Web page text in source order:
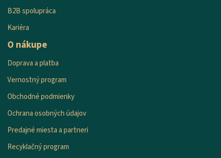
B2B spolupráca
Kariéra
O nákupe
Doprava a platba
Vernostný program
Obchodné podmienky
Ochrana osobných údajov
Predajné miesta a partneri
Recyklačný program